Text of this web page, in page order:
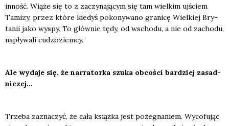
inność. Wią­że się to z zaczy­na­ją­cym się tam wiel­kim ujściem
Tami­zy, przez któ­re kie­dyś poko­ny­wa­no gra­ni­cę Wiel­kiej Bry­
ta­nii jako wyspy. To głów­nie tędy, od wscho­du, a nie od zacho­du,
napły­wa­li cudzo­ziem­cy.
Ale wyda­je się, że nar­ra­tor­ka szu­ka obco­ści bar­dziej zasad­
ni­czej…
Trze­ba zazna­czyć, że cała książ­ka jest poże­gna­niem. Wyco­fu­jąc